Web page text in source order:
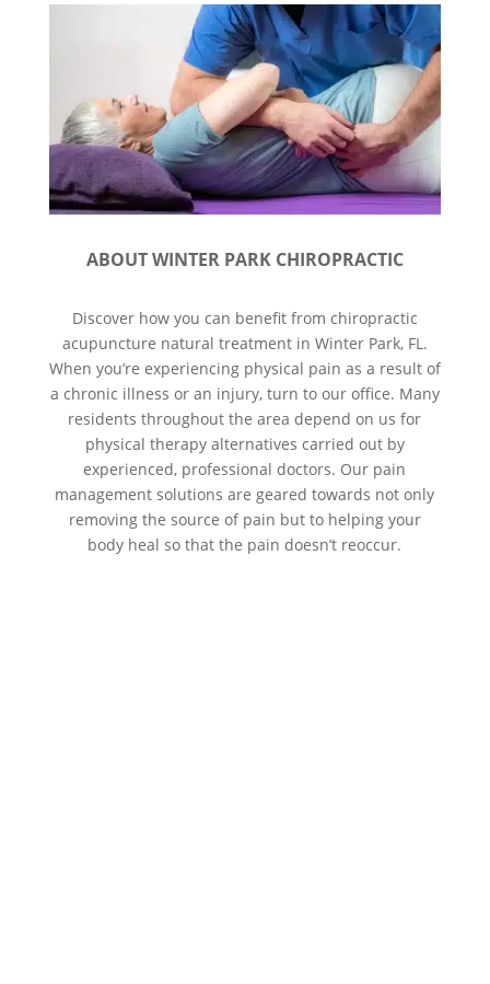
ABOUT WINTER PARK CHIROPRACTIC
Discover how you can benefit from chiropractic
acupuncture natural treatment in Winter Park, FL.
When you’re experiencing physical pain as a result of
a chronic illness or an injury, turn to our office. Many
residents throughout the area depend on us for
physical therapy alternatives carried out by
experienced, professional doctors. Our pain
management solutions are geared towards not only
removing the source of pain but to helping your
body heal so that the pain doesn’t reoccur.